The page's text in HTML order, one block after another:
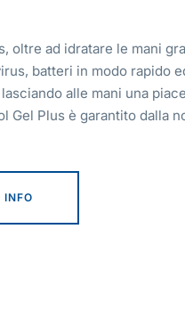
oltre ad idratare le mani
batteri in modo rapido
alle mani una
Gel Plus è garantito dalla
INFO